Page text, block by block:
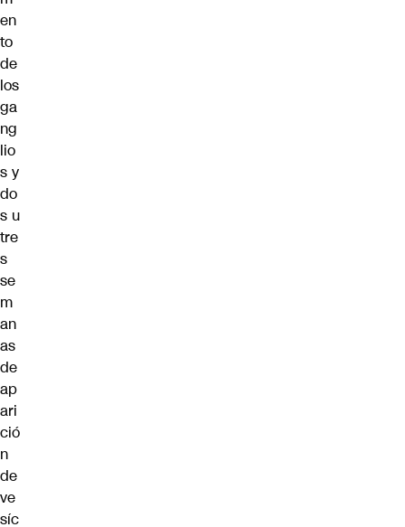
en
to
de
los
ga
ng
lio
s y
do
s u
tre
s
se
m
an
as
de
ap
ari
ció
n
de
ve
síc